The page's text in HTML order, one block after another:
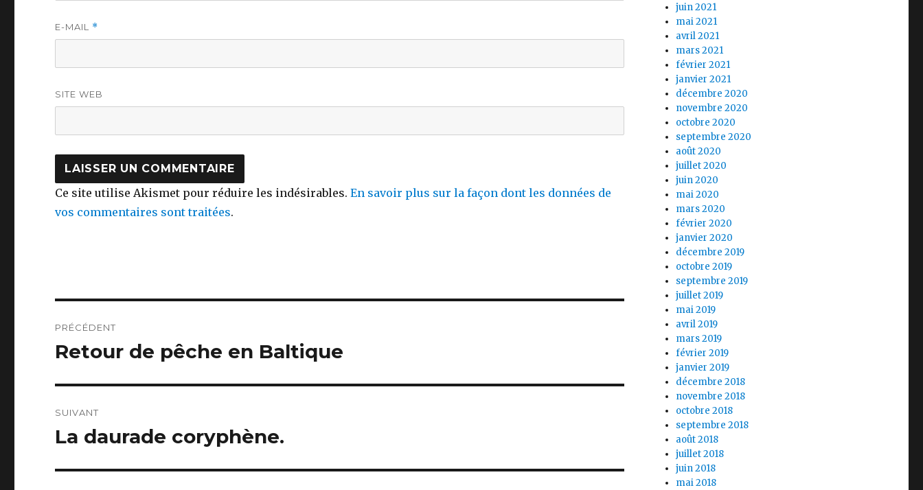
E-MAIL *
SITE WEB
Ce site utilise Akismet pour réduire les indésirables.En savoir plus sur la façon dont les données de
vos commentaires sont traitées.
de
PRÉCÉDENT
Publication
Retour de pêche en Baltique
SUIVANT
Publication
La daurade coryphène.
juin 2021
mai 2021
avril 2021
mars 2021
février 2021
janvier 2021
décembre 2020
novembre 2020
octobre 2020
septembre 2020
août 2020
juillet 2020
juin 2020
mai 2020
mars 2020
février 2020
janvier 2020
décembre 2019
octobre 2019
septembre 2019
juillet 2019
mai 2019
avril 2019
mars 2019
février 2019
janvier 2019
décembre 2018
novembre 2018
octobre 2018
septembre 2018
août 2018
juillet 2018
juin 2018
mai 2018